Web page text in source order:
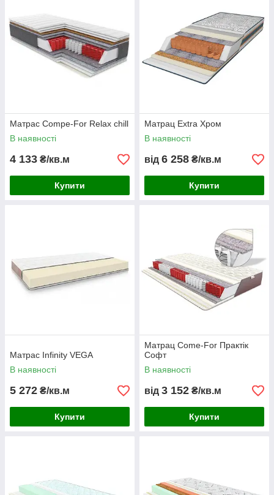
Матрас Compe-For Relax chill
В наявності
4 133 ₴/кв.м
Купити
Матрац Extra Хром
В наявності
від 6 258 ₴/кв.м
Купити
Матрас Infinity VEGA
В наявності
5 272 ₴/кв.м
Купити
Матрац Come-For Практік
Софт
В наявності
від 3 152 ₴/кв.м
Купити